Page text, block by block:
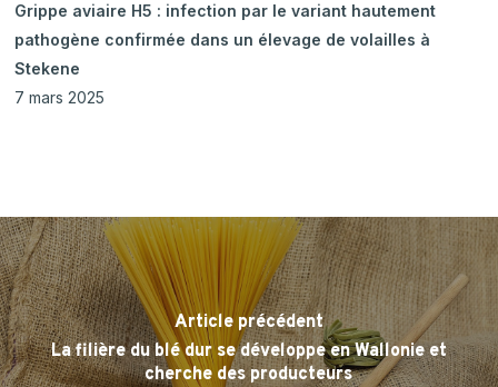
Grippe aviaire H5 : infection par le variant hautement
pathogène confirmée dans un élevage de volailles à
Stekene
7 mars 2025
Article précédent
La filière du blé dur se développe en Wallonie et
cherche des producteurs